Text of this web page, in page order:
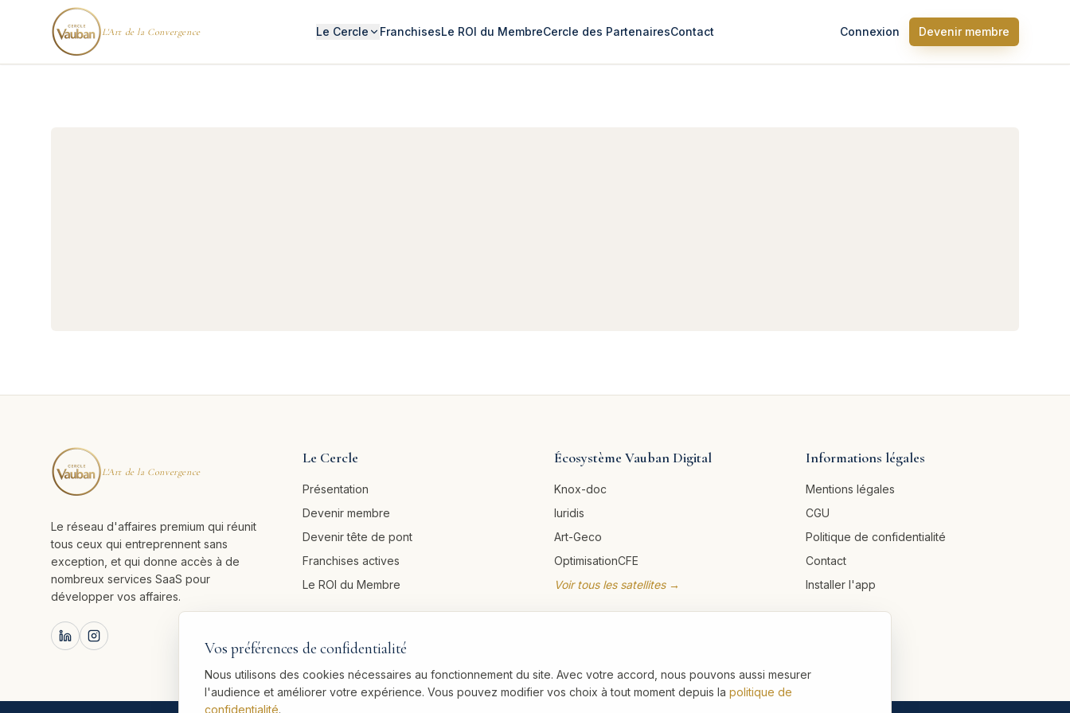
L'Art de la Convergence Le Cercle FranchisesLe ROI du MembreCercle des PartenairesContact Connexion Devenir membre
L'Art de la Convergence
Le réseau d'affaires premium qui réunit
tous ceux qui entreprennent sans
exception, et qui donne accès à de
nombreux services SaaS pour
développer vos affaires.
Le Cercle
Présentation
Devenir membre
Devenir tête de pont
Franchises actives
Le ROI du Membre
Écosystème Vauban Digital
Knox-doc
Iuridis
Art-Geco
OptimisationCFE
Voir tous les satellites →
Informations légales
Mentions légales
CGU
Politique de confidentialité
Contact
Installer l'app
Vos préférences de confidentialité
Nous utilisons des cookies nécessaires au fonctionnement du site. Avec votre accord, nous pouvons aussi mesurer
l'audience et améliorer votre expérience. Vous pouvez modifier vos choix à tout moment depuis la politique de
confidentialité.